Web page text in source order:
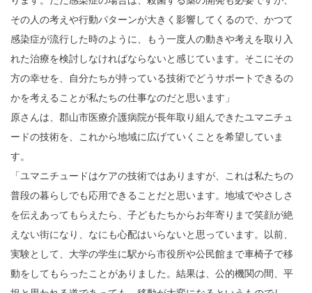
その人の考えや行動パターンが大きく影響してくるので、かつて
感染症が流行した時のように、もう一度人の動きや考えを取り入
れた治療を検討しなければならないと感じています。そこにその
方の幸せを、自分たちが持っている技術でどうサポートできるの
かを考えることが私たちの仕事なのだと思います」
原さんは、郡山市医療介護病院が長年取り組んできたユマニチュ
ードの技術を、これから地域に広げていくことを希望していま
す。
「ユマニチュードはケアの技術ではありますが、これは私たちの
普段の暮らしでも応用できることだと思います。地域でやさしさ
を伝えあってもらえたら、子どもたちからお年寄りまで笑顔が絶
えない街になり、なにも心配はいらないと思っています。以前、
実験として、大学の学生に駅から市役所や公民館まで車椅子で移
動をしてもらったことがありました。結果は、公的機関の間、平